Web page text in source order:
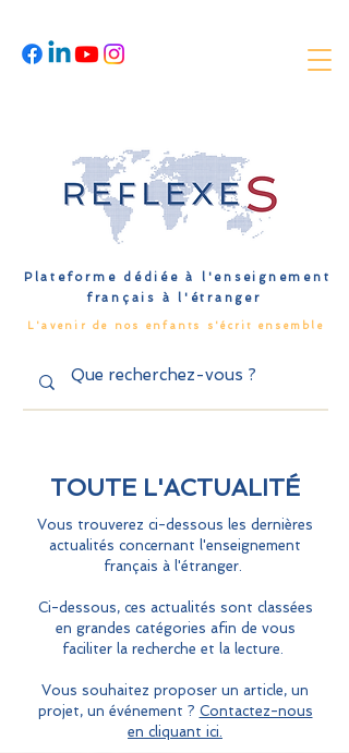
Plateforme dédiée à l'enseignement
français à l'étranger
L'avenir de nos enfants s'écrit ensemble
TOUTE L'ACTUALITÉ
Vous trouverez ci-dessous les dernières
actualités concernant l'enseignement
français à l'étranger.
Ci-dessous, ces actualités sont classées
en grandes catégories afin de vous
faciliter la recherche et la lecture.
Vous souhaitez proposer un article, un
projet, un événement ? Contactez-nous
en cliquant ici.